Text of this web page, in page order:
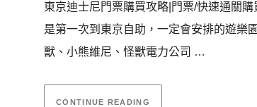
東京迪士尼門票購買攻略|門票/快速通關
是第一次到東京自助，一定會安排的遊樂
獸、小熊維尼、怪獸電力公司 …
CONTINUE READING